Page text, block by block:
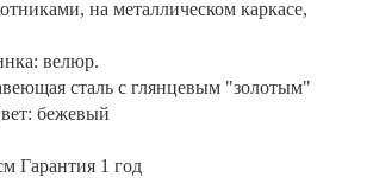
на металлическом каркасе,
велюр.
сталь с глянцевым "золотым"
бежевый
Гарантия 1 год